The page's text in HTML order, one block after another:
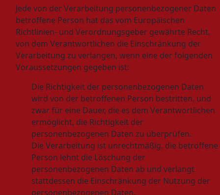
Jede von der Verarbeitung personenbezogener Daten
betroffene Person hat das vom Europäischen
Richtlinien- und Verordnungsgeber gewährte Recht,
von dem Verantwortlichen die Einschränkung der
Verarbeitung zu verlangen, wenn eine der folgenden
Voraussetzungen gegeben ist:
Die Richtigkeit der personenbezogenen Daten
wird von der betroffenen Person bestritten, und
zwar für eine Dauer, die es dem Verantwortlichen
ermöglicht, die Richtigkeit der
personenbezogenen Daten zu überprüfen.
Die Verarbeitung ist unrechtmäßig, die betroffene
Person lehnt die Löschung der
personenbezogenen Daten ab und verlangt
stattdessen die Einschränkung der Nutzung der
personenbezogenen Daten.